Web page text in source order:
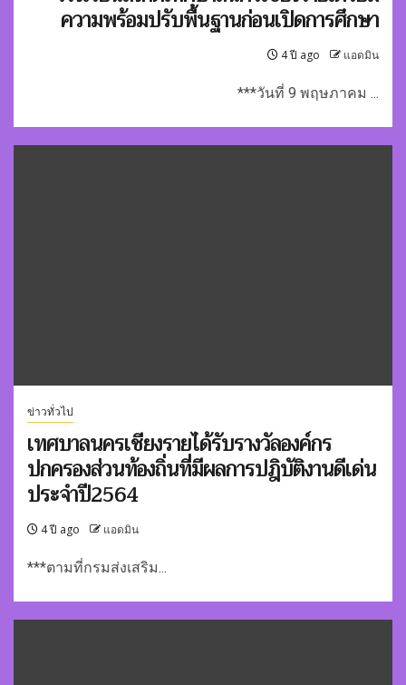
ความพร้อมปรับพื้นฐานก่อนเปิดการศึกษา
4 ปี ago แอดมิน
***วันที่ 9 พฤษภาคม ...
ข่าวทั่วไป
เทศบาลนครเชียงรายได้รับรางวัลองค์กร
ปกครองส่วนท้องถิ่นที่มีผลการปฎิบัติงานดีเด่น
ประจำปี2564
4 ปี ago แอดมิน
***ตามที่กรมส่งเสริม...